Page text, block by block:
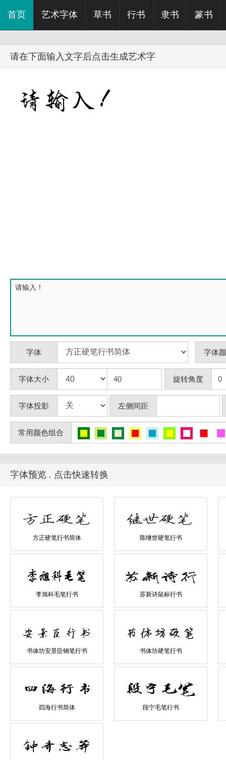
首页 艺术字体 草书 行书 隶书 篆书
请在下面输入文字后点击生成艺术字
字体 字体
字体大小 旋转角度
字体投影 左侧间距
常用颜色组合
字体预览 . 点击快速转换
方正硬笔行书简体 陈继世硬笔行书
李旭科毛笔行书 苏新诗鼠标行书
书体坊安景臣钢笔行书 书体坊硬笔行书
四海行书简体 段宁毛笔行书